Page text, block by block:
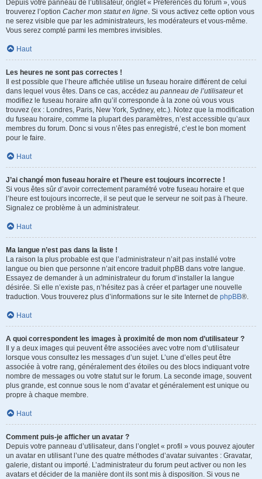
Depuis votre panneau de l’utilisateur, onglet « Préférences du forum », vous
trouverez l’option Cacher mon statut en ligne. Si vous activez cette option vous
ne serez visible que par les administrateurs, les modérateurs et vous-même.
Vous serez compté parmi les membres invisibles.
Haut
Les heures ne sont pas correctes !
Il est possible que l’heure affichée utilise un fuseau horaire différent de celui
dans lequel vous êtes. Dans ce cas, accédez au panneau de l’utilisateuret
modifiez le fuseau horaire afin qu’il corresponde à la zone où vous vous
trouvez (ex : Londres, Paris, New York, Sydney, etc.). Notez que la modification
du fuseau horaire, comme la plupart des paramètres, n’est accessible qu’aux
membres du forum. Donc si vous n’êtes pas enregistré, c’est le bon moment
pour le faire.
Haut
J’ai changé mon fuseau horaire et l’heure est toujours incorrecte !
Si vous êtes sûr d’avoir correctement paramétré votre fuseau horaire et que
l’heure est toujours incorrecte, il se peut que le serveur ne soit pas à l’heure.
Signalez ce problème à un administrateur.
Haut
Ma langue n’est pas dans la liste !
La raison la plus probable est que l’administrateur n’ait pas installé votre
langue ou bien que personne n’ait encore traduit phpBB dans votre langue.
Essayez de demander à un administrateur du forum d’installer la langue
désirée. Si elle n’existe pas, n’hésitez pas à créer et partager une nouvelle
traduction. Vous trouverez plus d’informations sur le site Internet de phpBB®.
Haut
A quoi correspondent les images à proximité de mon nom d’utilisateur ?
Il y a deux images qui peuvent être associées avec votre nom d’utilisateur
lorsque vous consultez les messages d’un sujet. L’une d’elles peut être
associée à votre rang, généralement des étoiles ou des blocs indiquant votre
nombre de messages ou votre statut sur le forum. La seconde image, souvent
plus grande, est connue sous le nom d’avatar et généralement est unique ou
propre à chaque membre.
Haut
Comment puis-je afficher un avatar ?
Depuis votre panneau d’utilisateur, dans l’onglet « profil » vous pouvez ajouter
un avatar en utilisant l’une des quatre méthodes d’avatar suivantes : Gravatar,
galerie, distant ou importé. L’administrateur du forum peut activer ou non les
avatars et décider de la manière dont ils sont mis à disposition. Si vous ne